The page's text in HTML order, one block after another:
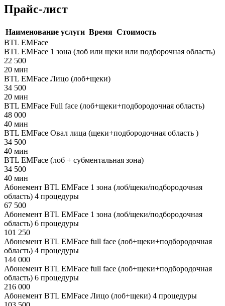
Прайс-лист
Наименование услуги Время Стоимость
BTL EMFace
BTL EMFace 1 зона (лоб или щеки или подборочная область)
22 500
20 мин
BTL EMFace Лицо (лоб+щеки)
34 500
20 мин
BTL EMFace Full face (лоб+щеки+подбородочная область)
48 000
40 мин
BTL EMFace Овал лица (щеки+подбородочная область )
34 500
40 мин
BTL EMFace (лоб + субментальная зона)
34 500
40 мин
Абонемент BTL EMFace 1 зона (лоб/щеки/подбородочная
область) 4 процедуры
67 500
Абонемент BTL EMFace 1 зона (лоб/щеки/подбородочная
область) 6 процедуры
101 250
Абонемент BTL EMFace full face (лоб+щеки+подбородочная
область) 4 процедуры
144 000
Абонемент BTL EMFace full face (лоб+щеки+подбородочная
область) 6 процедуры
216 000
Абонемент BTL EMFace Лицо (лоб+щеки) 4 процедуры